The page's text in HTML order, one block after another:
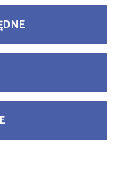
80-299 Gdańsk
584-182-39-49